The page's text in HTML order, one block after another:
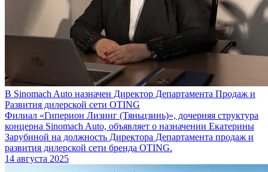
В Sinomach Auto назначен Директор Департамента Продаж и
Развития дилерской сети OTING
Филиал «Гиперион Лизинг (Тяньцзинь)», дочерняя структура
концерна Sinomach Auto, объявляет о назначении Екатерины
Зарубиной на должность Директора Департамента продаж и
развития дилерской сети бренда OTING.
14 августа 2025